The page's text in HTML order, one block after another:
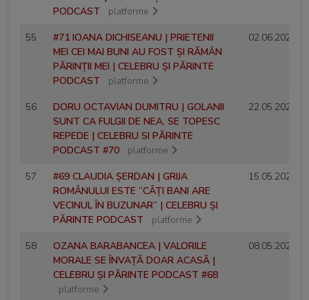
PODCAST
platforme
55
#71 IOANA DICHISEANU | PRIETENII
MEI CEI MAI BUNI AU FOST ȘI RĂMÂN
PĂRINȚII MEI | CELEBRU ȘI PĂRINTE
PODCAST
platforme
02.06.2025
56
DORU OCTAVIAN DUMITRU | GOLANII
SUNT CA FULGII DE NEA, SE TOPESC
REPEDE | CELEBRU SI PĂRINTE
PODCAST #70
platforme
22.05.2025
57
#69 CLAUDIA ȘERDAN | GRIJA
ROMÂNULUI ESTE ”CÂȚI BANI ARE
VECINUL ÎN BUZUNAR” | CELEBRU ȘI
PĂRINTE PODCAST
platforme
15.05.2025
58
OZANA BARABANCEA | VALORILE
MORALE SE ÎNVAȚĂ DOAR ACASĂ |
CELEBRU ȘI PĂRINTE PODCAST #68
platforme
08.05.2025